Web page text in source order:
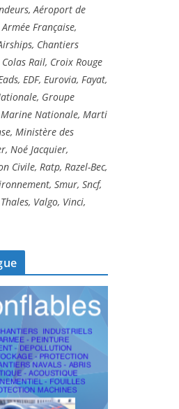
Aéroport de
Française,
Chantiers
Rail, Croix Rouge
EDF, Eurovia, Fayat,
Groupe
Marine Nationale, Marti
Ministère des
Noé Jacquier,
Civile, Ratp, Razel-Bec,
Smur, Sncf,
Valgo, Vinci,